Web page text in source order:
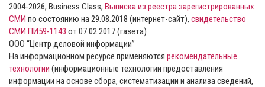
2004-2026, Business Class, Выписка из реестра зарегистрированных
СМИ по состоянию на 29.08.2018 (интернет-сайт), свидетельство
СМИ ПИ59-1143 от 07.02.2017 (газета)
ООО “Центр деловой информации”
На информационном ресурсе применяются рекомендательные
технологии (информационные технологии предоставления
информации на основе сбора, систематизации и анализа сведений,